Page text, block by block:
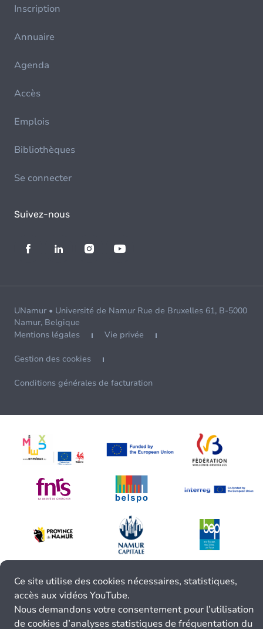
Inscription
Annuaire
Agenda
Accès
Emplois
Bibliothèques
Se connecter
Suivez-nous
UNamur • Université de Namur Rue de Bruxelles 61, B-5000
Namur, Belgique
Mentions légales
Vie privée
Gestion des cookies
Conditions générales de facturation
Ce site utilise des cookies nécessaires, statistiques,
accès aux vidéos YouTube.
Nous demandons votre consentement pour l’utilisation
de cookies d’analyses statistiques de fréquentation du